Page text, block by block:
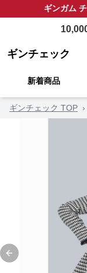
ギンガム
ギンチェック
新着商品
ギンチェック TOP ›
Previous slide